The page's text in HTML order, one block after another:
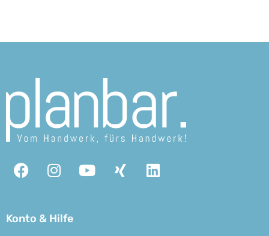
FacebookInstagram
YoutubeXingLinkedin
Konto & Hilfe